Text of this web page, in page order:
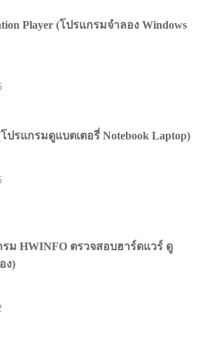
Player (โปรแกรมจำลอง Windows
ปรแกรมดูแบตเตอรี่ Notebook Laptop)
ม HWINFO ตรวจสอบฮาร์ดแวร์ ดู
ง)